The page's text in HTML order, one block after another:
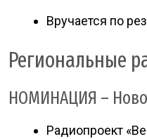
Вручается по
Региональные
НОМИНАЦИЯ –
Радиопроект